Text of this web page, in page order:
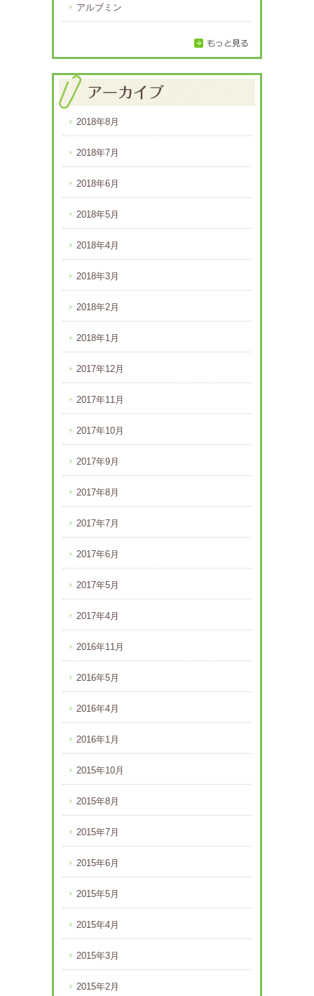
アルブミン
2018年8月
2018年7月
2018年6月
2018年5月
2018年4月
2018年3月
2018年2月
2018年1月
2017年12月
2017年11月
2017年10月
2017年9月
2017年8月
2017年7月
2017年6月
2017年5月
2017年4月
2016年11月
2016年5月
2016年4月
2016年1月
2015年10月
2015年8月
2015年7月
2015年6月
2015年5月
2015年4月
2015年3月
2015年2月